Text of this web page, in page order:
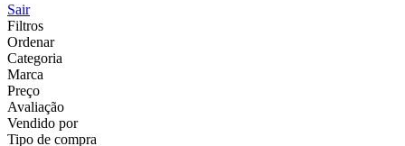
Sair
Filtros
Ordenar
Categoria
Marca
Preço
Avaliação
Vendido por
Tipo de compra